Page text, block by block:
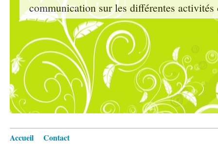
communication sur les différentes
Accueil Contact